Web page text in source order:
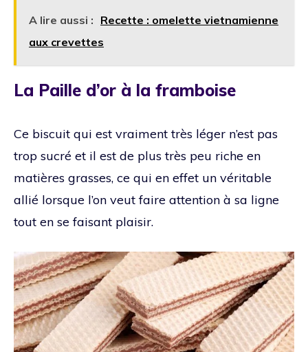
A lire aussi : Recette : omelette vietnamienne
aux crevettes
La Paille d’or à la framboise
Ce biscuit qui est vraiment très léger n’est pas
trop sucré et il est de plus très peu riche en
matières grasses, ce qui en effet un véritable
allié lorsque l’on veut faire attention à sa ligne
tout en se faisant plaisir.